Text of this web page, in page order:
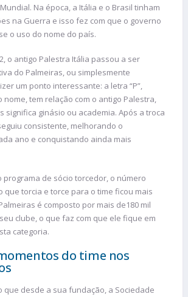
Na época, a Itália e o Brasil tinham
na Guerra e isso fez com que o governo
o uso do nome do país.
o antigo Palestra Itália passou a ser
do Palmeiras, ou simplesmente
um ponto interessante: a letra “P”,
tem relação com o antigo Palestra,
significa ginásio ou academia. Após a troca
consistente, melhorando o
ano e conquistando ainda mais
programa de sócio torcedor, o número
que torcia e torce para o time ficou mais
é composto por mais de180 mil
clube, o que faz com que ele fique em
categoria.
do time nos
que desde a sua fundação, a Sociedade